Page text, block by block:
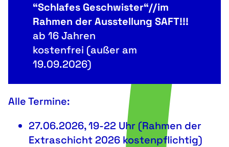
“Schlafes Geschwister“//im
Rahmen der Ausstellung SAFT!!!
ab 16 Jahren
kostenfrei (außer am
19.09.2026)
Alle Termine:
27.06.2026, 19-22 Uhr (Rahmen der
Extraschicht 2026 kostenpflichtig)